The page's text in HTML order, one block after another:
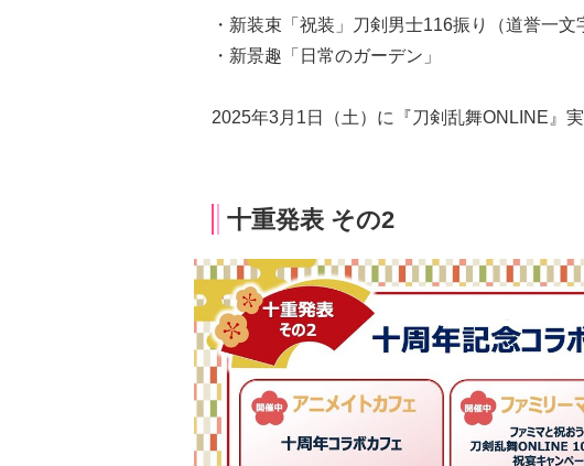
・新装束「祝装」刀剣男士116振り（道誉一文
・新景趣「日常のガーデン」
2025年3月1日（土）に『刀剣乱舞ONLINE』実
十重発表 その2